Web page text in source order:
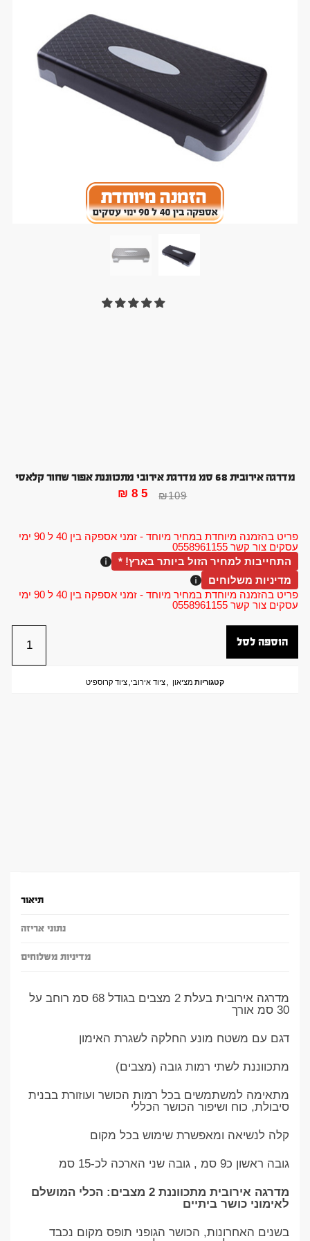
פריט בהזמנה מיוחדת במחיר מיוחד - זמני אספקה בין 40 ל 90 ימי
עסקים צור קשר 0558961155
מדרגה אירובית 68 סמ מדרגת אירובי מתכווננת אפור שחור קלאסי
₪109
₪85
התחייבות למחיר הזול ביותר בארץ! *
מדיניות משלוחים
פריט בהזמנה מיוחדת במחיר מיוחד - זמני אספקה בין 40 ל 90 ימי
עסקים צור קשר 0558961155
הוספה לסל
קטגוריות מציאון ,ציוד אירובי,ציוד קרוספיט
תיאור
נתוני אריזה
מדיניות משלוחים
מדרגה אירובית בעלת 2 מצבים בגודל 68 סמ רוחב על
30 סמ אורך
דגם עם משטח מונע החלקה לשגרת האימון
מתכווננת לשתי רמות גובה (מצבים)
מתאימה למשתמשים בכל רמות הכושר ועוזורת בבנית
סיבולת, כוח ושיפור הכושר הכללי
קלה לנשיאה ומאפשרת שימוש בכל מקום
גובה ראשון כ9 סמ , גובה שני הארכה לכ-15 סמ
מדרגה אירובית מתכווננת 2 מצבים: הכלי המושלם
לאימוני כושר ביתיים
בשנים האחרונות, הכושר הגופני תופס מקום נכבד